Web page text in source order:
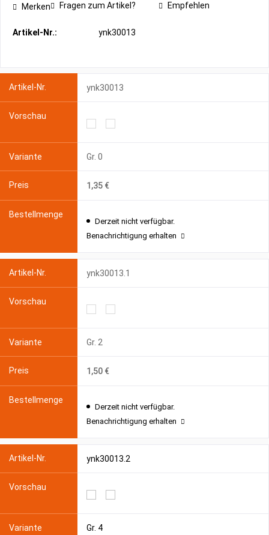
Merken Fragen zum Artikel? Empfehlen
Artikel-Nr.: ynk30013
ynk30013
Gr. 0
1,35 €
Derzeit nicht verfügbar.
Benachrichtigung erhalten
ynk30013.1
Gr. 2
1,50 €
Derzeit nicht verfügbar.
Benachrichtigung erhalten
ynk30013.2
Gr. 4